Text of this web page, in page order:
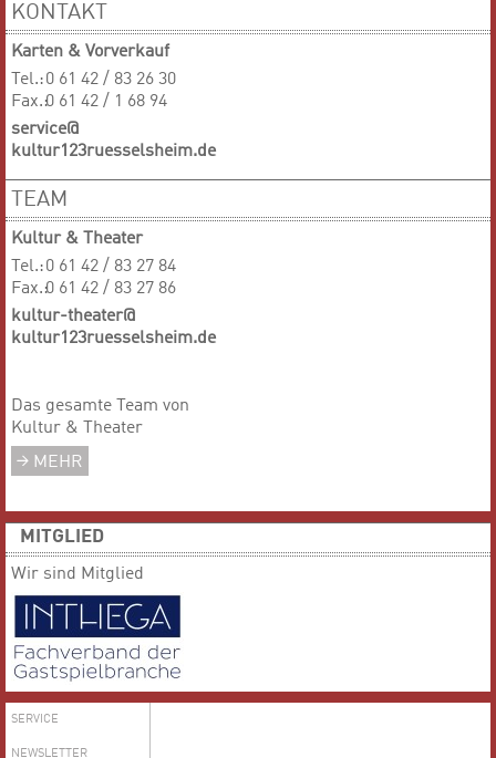
KONTAKT
Karten & Vorverkauf
Tel.:0 61 42 / 83 26 30
Fax.:0 61 42 / 1 68 94
service@
kultur123ruesselsheim.de
TEAM
Kultur & Theater
Tel.:0 61 42 / 83 27 84
Fax.:0 61 42 / 83 27 86
kultur-theater@
kultur123ruesselsheim.de
Das gesamte Team von
Kultur & Theater
MEHR
MITGLIED
Wir sind Mitglied
SERVICE
NEWSLETTER